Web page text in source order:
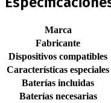
Marca
Fabricante
Dispositivos compatibles
Características especiales
Baterías incluidas
Baterías necesarias